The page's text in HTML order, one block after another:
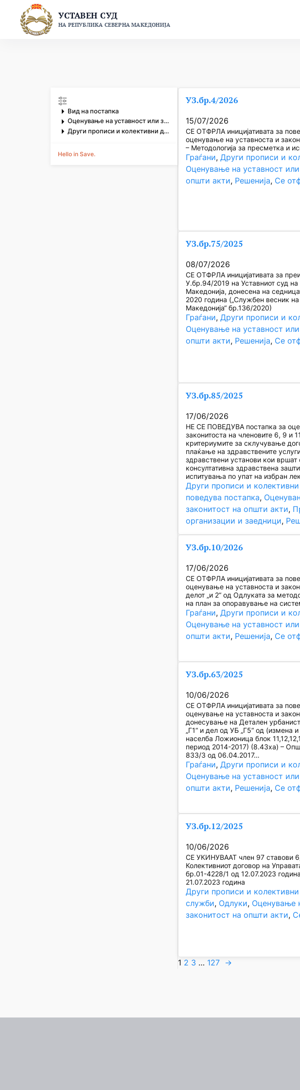
content
УСТАВЕН СУД
НА РЕПУБЛИКА СЕВЕРНА МАКЕДОНИЈА
Вид на постапка
Оценување на уставност или законитост на општи акти
Други прописи и колективни договори
Hello in Save.
УЗ.бр.4/2026
15/07/2026
СЕ ОТФРЛА иницијативата за
оценување на уставноста и
– Методологија за пресметка и
Граѓани, Други прописи и
Оценување на уставност
општи акти, Решенија, Се
УЗ.бр.75/2025
08/07/2026
СЕ ОТФРЛА иницијативата за
У.бр.94/2019 на Уставниот суд
Македонија, донесена на
2020 година („Службен весник
Македонија“ бр.136/2020)
Граѓани, Други прописи и
Оценување на уставност
општи акти, Решенија, Се
УЗ.бр.85/2025
17/06/2026
НЕ СЕ ПОВЕДУВА постапка за
законитоста на членовите 6, 9 и
критериумите за склучување
плаќање на здравствените
здравствени установи кои вршат
консултативна здравствена
испитувања по упат на избран
Други прописи и
поведува постапка,
законитост на општи акти,
организации и заедници,
УЗ.бр.10/2026
17/06/2026
СЕ ОТФРЛА иницијативата за
оценување на уставноста и
делот „и 2“ од Одлуката за
на план за опоравување на
Граѓани, Други прописи и
Оценување на уставност
општи акти, Решенија, Се
УЗ.бр.63/2025
10/06/2026
СЕ ОТФРЛА иницијативата за
оценување на уставноста и
донесување на Детален
„Г1“ и дел од УБ „Г5“ од (измена
населба Ложионица блок
период 2014-2017) (8.43ха) –
833/3 од 06.04.2017…
Граѓани, Други прописи и
Оценување на уставност
општи акти, Решенија, Се
УЗ.бр.12/2025
10/06/2026
СЕ УКИНУВААТ член 97 ставови
Колективниот договор на
бр.01-4228/1 од 12.07.2023
21.07.2023 година
Други прописи и
служби, Одлуки, Оценување
законитост на општи акти,
1 2 3 … 127 →